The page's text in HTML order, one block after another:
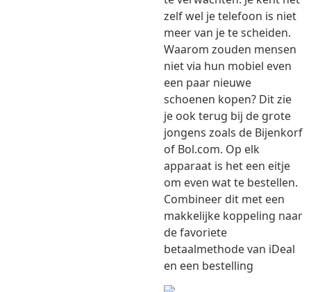
zelf wel je telefoon is niet
meer van je te scheiden.
Waarom zouden mensen
niet via hun mobiel even
een paar nieuwe
schoenen kopen? Dit zie
je ook terug bij de grote
jongens zoals de Bijenkorf
of Bol.com. Op elk
apparaat is het een eitje
om even wat te bestellen.
Combineer dit met een
makkelijke koppeling naar
de favoriete
betaalmethode van iDeal
en een bestelling